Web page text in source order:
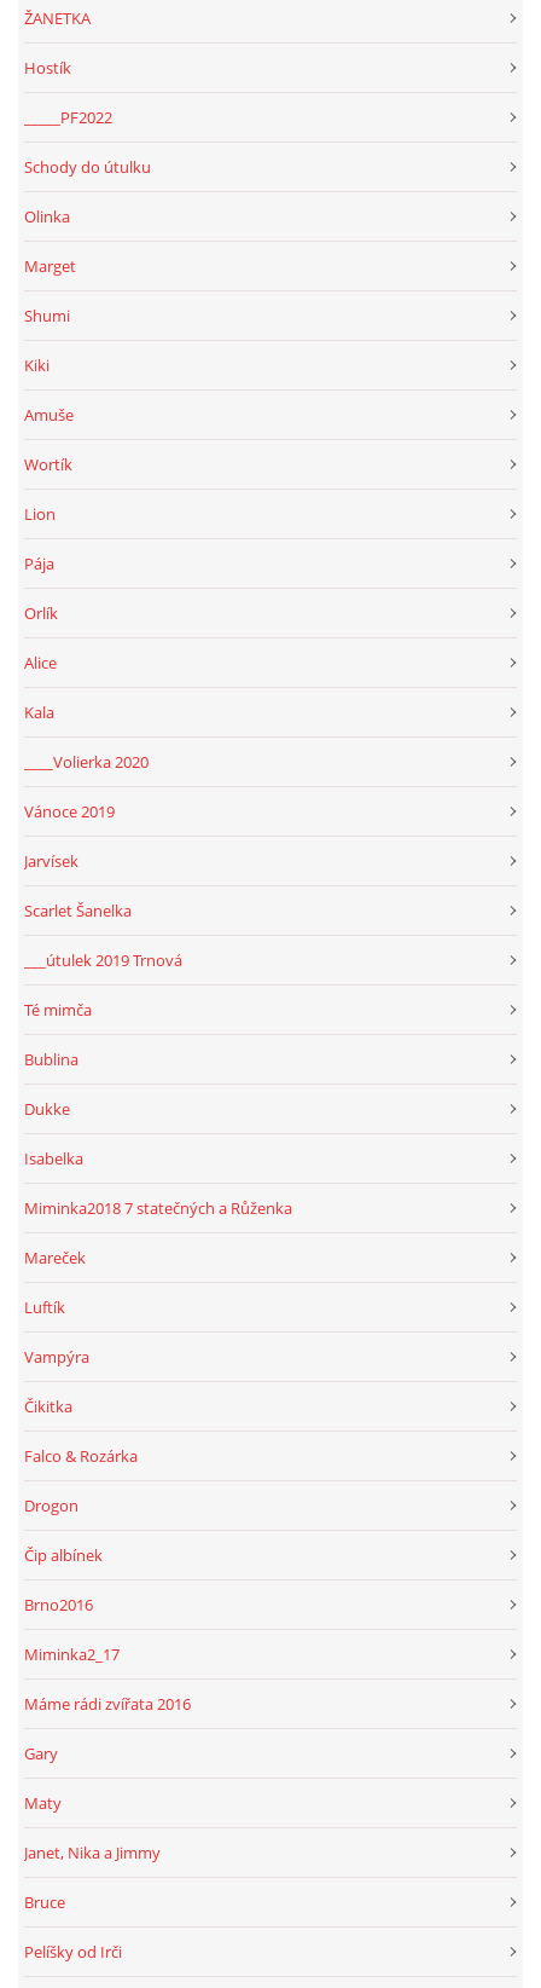
ŽANETKA
Hostík
_____PF2022
Schody do útulku
Olinka
Marget
Shumi
Kiki
Amuše
Wortík
Lion
Pája
Orlík
Alice
Kala
____Volierka 2020
Vánoce 2019
Jarvísek
Scarlet Šanelka
___útulek 2019 Trnová
Té mimča
Bublina
Dukke
Isabelka
Miminka2018 7 statečných a Růženka
Mareček
Luftík
Vampýra
Čikitka
Falco & Rozárka
Drogon
Čip albínek
Brno2016
Miminka2_17
Máme rádi zvířata 2016
Gary
Maty
Janet, Nika a Jimmy
Bruce
Pelíšky od Irči